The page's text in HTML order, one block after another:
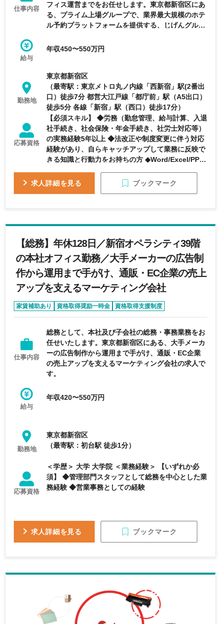
仕事内容
フィス運営までをお任せします。東京都新宿区にあ
る、プライム上場グループで、業界最大規模のホテ
ル予約プラットフォームを提供する、じげんグルー
給与
年収450〜550万円
勤務地
東京都新宿区
（最寄駅：東京メトロ丸ノ内線「西新宿」駅(2番出
口）徒歩7分 都営大江戸線「都庁前」駅（A5出口）
徒歩5分 各線「新宿」駅（西口）徒歩17分）
応募資格
【必須スキル】 ◆労務（勤怠管理、給与計算、入退
社手続き、社会保険・年金手続き、社労士対応等）
の実務経験5年以上 ◆法改正や制度変更に伴う対応
経験があり、自らキャッチアップして業務に反映で
きる知識と行動力をお持ちの方 ◆Word/Excel/PPT/
【歓迎スキル】 ◆勤怠管理システムや人事システム
ピード感をもって行動に移せる方 ◆幅広い労務業務
をバランスよく遂行しながら、会社の成長を支える
意欲のある方
求人詳細を見る ブックマーク
【総務】年休128日／新宿オペラシティ39階
の本社オフィス勤務／大手メーカーの広告制
作から運用まで手がけ、通販・EC企業の売上
アップを支えるマーケティング会社
家賃補助あり 資格取得奨励一時金
資格取得支援制度
経験者優遇
完全週休2日制
仕事内容
総務として、本社及び子会社の総務・事務業務をお
任せいたします。東京都新宿区にある、大手メーカ
ーの広告制作から運用まで手がけ、通販・EC企業
の売上アップを支えるマーケティング会社の求人で
す。
給与
年収420〜550万円
勤務地
東京都新宿区
（最寄駅：初台駅 徒歩1分）
応募資格
＜学歴＞ 大学 大学院 ＜業務経験＞ 【いずれか必
須】 ◆管理部門スタッフとして総務を中心とした業
務経験 ◆営業事務としての経験
求人詳細を見る ブックマーク